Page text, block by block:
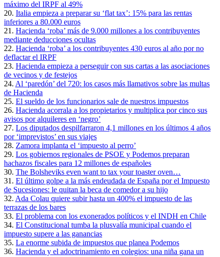
máximo del IRPF al 49%
20. Italia empieza a preparar su ‘flat tax’: 15% para las rentas
inferiores a 80.000 euros
21. Hacienda ‘roba’ más de 9.000 millones a los contribuyentes
mediante deducciones ocultas
22. Hacienda ‘roba’ a los contribuyentes 430 euros al año por no
deflactar el IRPF
23. Hacienda empieza a perseguir con sus cartas a las asociaciones
de vecinos y de festejos
24. Al ‘paredón’ del 720: los casos más llamativos sobre las multas
de Hacienda
25. El sueldo de los funcionarios sale de nuestros impuestos
26. Hacienda acorrala a los propietarios y multiplica por cinco sus
avisos por alquileres en ‘negro’
27. Los diputados despilfarraron 4,1 millones en los últimos 4 años
por ‘imprevistos’ en sus viajes
28. Zamora implanta el ‘impuesto al perro’
29. Los gobiernos regionales de PSOE y Podemos preparan
hachazos fiscales para 12 millones de españoles
30. The Bolsheviks even want to tax your toaster oven…
31. El último golpe a la más endeudada de España por el Impuesto
de Sucesiones: le quitan la beca de comedor a su hijo
32. Ada Colau quiere subir hasta un 400% el impuesto de las
terrazas de los bares
33. El problema con los exonerados políticos y el INDH en Chile
34. El Constitucional tumba la plusvalía municipal cuando el
impuesto supere a las ganancias
35. La enorme subida de impuestos que planea Podemos
36. Hacienda y el adoctrinamiento en colegios: una niña gana un